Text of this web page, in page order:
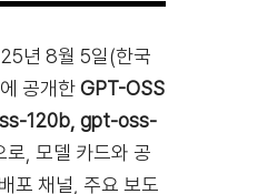
년 8월 5일(한국
공개한GPT-OSS
120b, gpt-oss-
로, 모델 카드와 공
포 채널, 주요 보도